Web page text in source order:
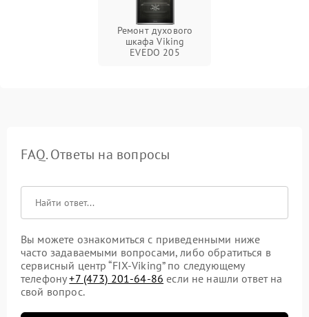
Ремонт духового
шкафа Viking
EVEDO 205
FAQ. Ответы на вопросы
Вы можете ознакомиться с приведенными ниже
часто задаваемыми вопросами, либо обратиться в
сервисный центр “FIX-Viking” по следующему
телефону+7 (473) 201-64-86 если не нашли ответ на
свой вопрос.